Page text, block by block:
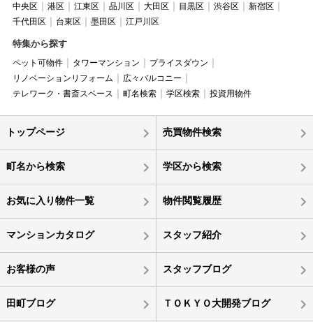
中央区 港区 江東区 品川区 大田区 目黒区 渋谷区
新宿区
千代田区
台東区 墨田区 江戸川区
特集から探す
ペット可物件 タワーマンション
プライスダウン
リノベーションリフォーム
広々バルコニー
テレワーク・書斎スペース
町名検索 学区検索 投資用物件
トップページ 売買物件検索
町名から検索 学区から検索
お気に入り物件一覧 物件閲覧履歴
マンションカタログ スタッフ紹介
お客様の声 スタッフブログ
田町ブログ ＴＯＫＹＯ大開発ブログ